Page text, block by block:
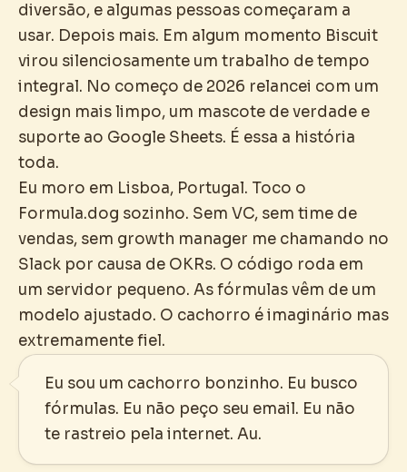
diversão, e algumas pessoas começaram a
usar. Depois mais. Em algum momento Biscuit
virou silenciosamente um trabalho de tempo
integral. No começo de 2026 relancei com um
design mais limpo, um mascote de verdade e
suporte ao Google Sheets. É essa a história
toda.
Eu moro em Lisboa, Portugal. Toco o
Formula.dog sozinho. Sem VC, sem time de
vendas, sem growth manager me chamando no
Slack por causa de OKRs. O código roda em
um servidor pequeno. As fórmulas vêm de um
modelo ajustado. O cachorro é imaginário mas
extremamente fiel.
Eu sou um cachorro bonzinho. Eu busco
fórmulas. Eu não peço seu email. Eu não
te rastreio pela internet. Au.